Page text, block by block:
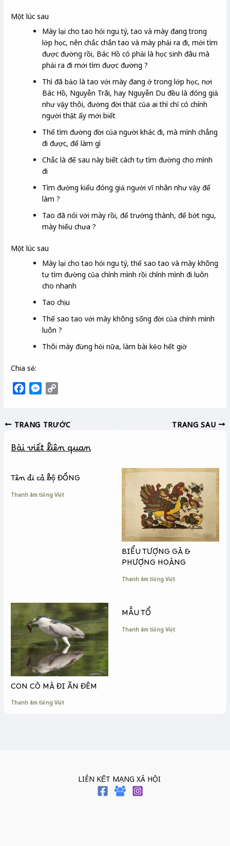
Một lúc sau
Mày lại cho tao hỏi ngu tý, tao và mày đang trong
lớp học, nên chắc chắn tao và mày phải ra đi, mới tìm
được đường rồi, Bác Hồ có phải là học sinh đâu mà
phải ra đi mới tìm được đường ?
Thì đã bảo là tao với mày đang ở trong lớp học, nơi
Bác Hồ, Nguyễn Trãi, hay Nguyễn Du đều là đóng giả
như vậy thôi, đường đời thật của ai thì chỉ có chính
người thật ấy mới biết
Thế tìm đường đời của người khác đi, mà mình chẳng
đi được, để làm gì
Chắc là để sau này biết cách tự tìm đường cho mình
đi
Tìm đường kiểu đóng giả người vĩ nhân như vậy để
làm ?
Tao đã nói với mày rồi, để trưởng thành, để bớt ngu,
mày hiểu chưa ?
Một lúc sau
Mày lại cho tao hỏi ngu tý, thế sao tao và mày không
tự tìm đường của chính mình rồi chính mình đi luôn
cho nhanh
Tao chịu
Thế sao tao với mày không sống đời của chính mình
luôn ?
Thôi mày đừng hỏi nữa, làm bài kẻo hết giờ
Chia sẻ:
e
o
k
M
s
n
e
y
i
k
TRANG TRƯỚC TRANG SAU
Bài viết liên quan
Tên đi cả bộ ĐỒNG
Thanh âm tiếng Việt
BIỂU TƯỢNG GÀ &
PHƯỢNG HOÀNG
Thanh âm tiếng Việt
CON CÒ MÀ ĐI ĂN ĐÊM
Thanh âm tiếng Việt
MẪU TỔ
Thanh âm tiếng Việt
LIÊN KẾT MẠNG XÃ HỘI